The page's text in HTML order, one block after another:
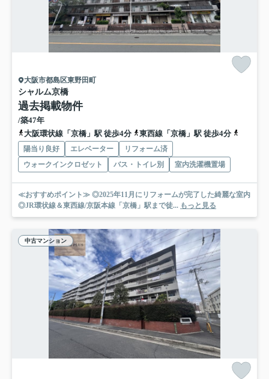
大阪市都島区東野田町
シャルム京橋
過去掲載物件
/築47年
大阪環状線「京橋」駅 徒歩4分
東西線「京橋」駅 徒歩4分
陽当り良好 エレベーター
リフォーム済
ウォークインクロゼット
バス・トイレ別 室内洗濯機置場
≪おすすめポイント≫ ◎2025年11月にリフォームが完了した綺麗な室内
◎JR環状線＆東西線/京阪本線「京橋」駅まで徒... もっと見る
中古マンション